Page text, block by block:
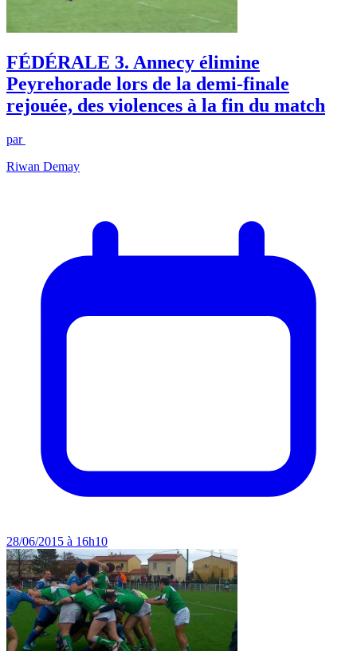
FÉDÉRALE 3. Annecy élimine
Peyrehorade lors de la demi-finale
rejouée, des violences à la fin du match
par
Riwan Demay
28/06/2015 à 16h10